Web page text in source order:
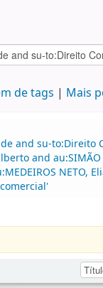
de tags Mais
and su-to:Direito
and
NETO,